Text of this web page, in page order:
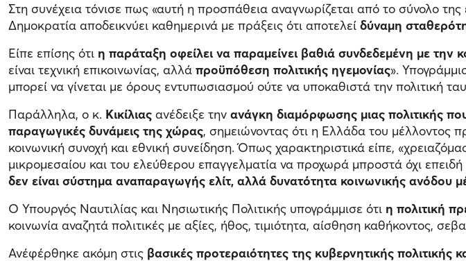
Στη συνέχεια τόνισε πως «αυτή η προσπάθεια αναγνωρίζεται από το σύνολο
Δημοκρατία αποδεικνύει καθημερινά με πράξεις ότι αποτελεί δύναμη
Είπε επίσης ότι η παράταξη οφείλει να παραμείνει βαθιά συνδεδεμένη με την
είναι τεχνική επικοινωνίας, αλλά προϋπόθεση πολιτικής ηγεμονίας».
μπορεί να γίνεται με όρους εντυπωσιασμού ούτε να υποκαθιστά την πολιτική
Παράλληλα, ο κ. Κικίλιας ανέδειξε την ανάγκη διαμόρφωσης μιας πολιτικής
παραγωγικές δυνάμεις της χώρας, σημειώνοντας ότι η Ελλάδα του μέλλοντος
κοινωνική συνοχή και εθνική συνείδηση. Όπως χαρακτηριστικά είπε,
μικρομεσαίου και του ελεύθερου επαγγελματία να προχωρά μπροστά όχι
δεν είναι σύστημα αναπαραγωγής ελίτ, αλλά δυνατότητα κοινωνικής ανόδου
Ο Υπουργός Ναυτιλίας και Νησιωτικής Πολιτικής υπογράμμισε ότι η πολιτική
κοινωνία αναζητά πολιτικές με αξίες, ήθος, τιμιότητα, αίσθηση καθήκοντος,
Ανέφέρθηκε ακόμη στις βασικές προτεραιότητες της κυβερνητικής πολιτικής